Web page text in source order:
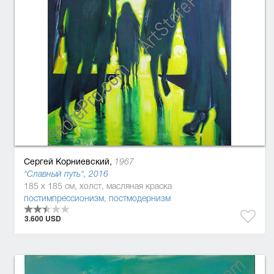
Сергей Корниевский, 1967
"Славный путь", 2016
185 x 185 см, холст, масляная краска
постимпрессионизм, постмодернизм
3.600 USD